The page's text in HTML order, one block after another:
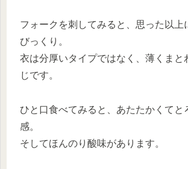
フォークを刺してみると、思った以上
びっくり。
衣は分厚いタイプではなく、薄くまと
じです。
ひと口食べてみると、あたたかくてと
感。
そしてほんのり酸味があります。